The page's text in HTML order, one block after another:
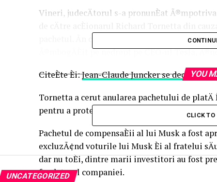
Vineri, judecÄtorul s-a pronunÈat
pachetul. Ãn consecinÈÄ, consiliul de
Ã®mbogÄÈit pe nedrept pe CEO-ul Tesla,
CiteÈte Èi:Jean-Claude Juncker se declarÄ
Tornetta a cerut anularea pachetului de
pentru a proteja mai bine investitorii.
Pachetul de compensaÈii al lui Musk a fost
excluzÃ¢nd voturile lui Musk Èi al fratelui
dar nu toÈi, dintre marii investitori au fost
fondatorul companiei.
YOU
CLICK
UNCATEGORIZED